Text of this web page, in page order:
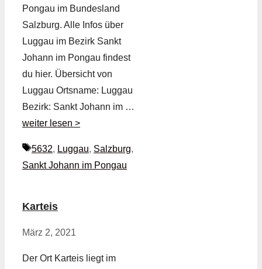
Pongau im Bundesland
Salzburg. Alle Infos über
Luggau im Bezirk Sankt
Johann im Pongau findest
du hier. Übersicht von
Luggau Ortsname: Luggau
Bezirk: Sankt Johann im …
weiter lesen >
Schlagwörter
5632, Luggau, Salzburg,
Sankt Johann im Pongau
Karteis
März 2, 2021
Der Ort Karteis liegt im